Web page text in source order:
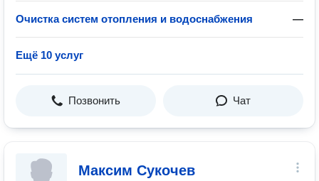
Очистка систем отопления и водоснабжения —
Ещё 10 услуг
Позвонить Чат
Максим Сукочев